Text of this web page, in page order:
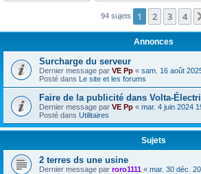
94 sujets 1 2 3 4
Annonces
Surcharge du serveur
Dernier message par VE Pp « sam. 16 août
Posté dans Le site et les forums
Faire de la publicité dans Volta-
Dernier message par VE Pp « mar. 4 juin 2024
Posté dans Utilitaires
Sujets
2 terres ds une usine
Dernier message par roro1111 « mar. 30 déc.